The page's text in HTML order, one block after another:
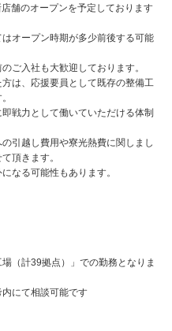
舗のオープンを予定しております
オープン時期が多少前後する可能
ご入社も大歓迎しております。
は、応援要員として既存の整備工
戦力として働いていただける体制
引越し費用や寮光熱費に関しまし
頂きます。
なる可能性もあります。
（計39拠点）」での勤務となりま
にて相談可能です